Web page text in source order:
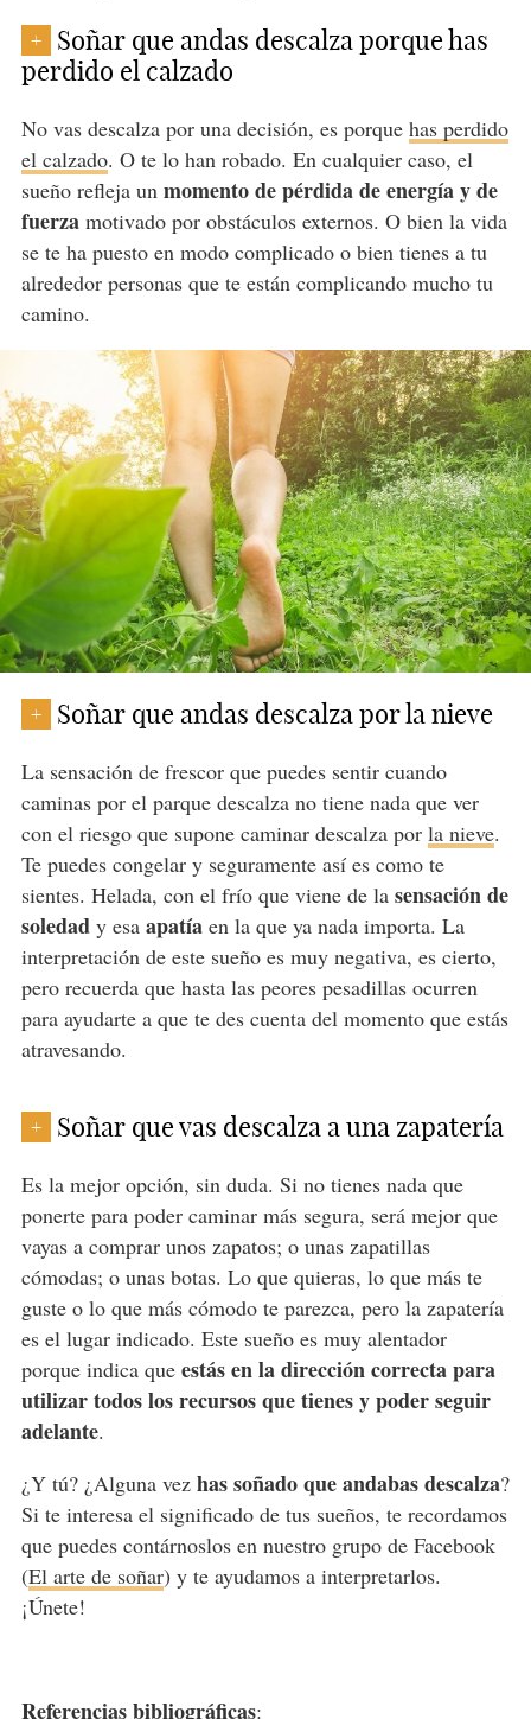
+
Soñar que andas descalza porque has
perdido el calzado
No vas descalza por una decisión, es porque has perdido
el calzado. O te lo han robado. En cualquier caso, el
sueño refleja un momento de pérdida de energía y de
fuerzamotivado por obstáculos externos. O bien la vida
se te ha puesto en modo complicado o bien tienes a tu
alrededor personas que te están complicando mucho tu
camino.
+ Soñar que andas descalza por la nieve
La sensación de frescor que puedes sentir cuando
caminas por el parque descalza no tiene nada que ver
con el riesgo que supone caminar descalza por la nieve.
Te puedes congelar y seguramente así es como te
sientes. Helada, con el frío que viene de la sensación de
soledad y esa apatíaen la que ya nada importa. La
interpretación de este sueño es muy negativa, es cierto,
pero recuerda que hasta las peores pesadillas ocurren
para ayudarte a que te des cuenta del momento que estás
atravesando.
+ Soñar que vas descalza a una zapatería
Es la mejor opción, sin duda. Si no tienes nada que
ponerte para poder caminar más segura, será mejor que
vayas a comprar unos zapatos; o unas zapatillas
cómodas; o unas botas. Lo que quieras, lo que más te
guste o lo que más cómodo te parezca, pero la zapatería
es el lugar indicado. Este sueño es muy alentador
porque indica que estás en la dirección correcta para
utilizar todos los recursos que tienes y poder seguir
adelante.
¿Y tú? ¿Alguna vez has soñado que andabas descalza?
Si te interesa el significado de tus sueños, te recordamos
que puedes contárnoslos en nuestro grupo de Facebook
(El arte de soñar) y te ayudamos a interpretarlos.
¡Únete!
Referencias bibliográficas: